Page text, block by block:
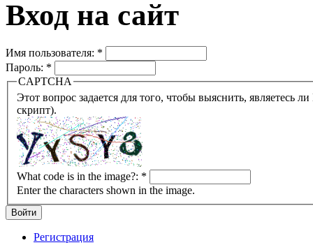
Вход на сайт
Имя пользователя: *
Пароль: *
CAPTCHA
Этот вопрос задается для того, чтобы выяснить, являетесь ли Вы человеком или представляете из себя робота
скрипт).
What code is in the image?: *
Enter the characters shown in the image.
Регистрация